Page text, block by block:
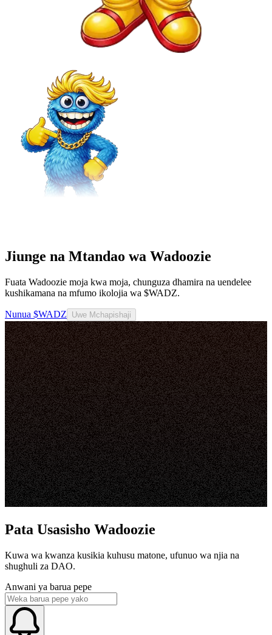
Jiunge na Mtandao wa Wadoozie
Fuata Wadoozie moja kwa moja, chunguza dhamira na uendelee
kushikamana na mfumo ikolojia wa $WADZ.
Nunua $WADZ Uwe Mchapishaji
Pata Usasisho Wadoozie
Kuwa wa kwanza kusikia kuhusu matone, ufunuo wa njia na
shughuli za DAO.
Anwani ya barua pepe